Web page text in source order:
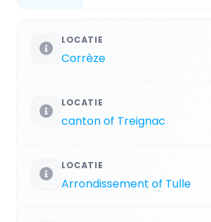
LOCATIE
Corrèze
LOCATIE
canton of Treignac
LOCATIE
Arrondissement of Tulle